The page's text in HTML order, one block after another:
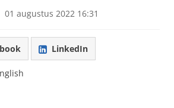
01 augustus 2022 16:31
LinkedIn